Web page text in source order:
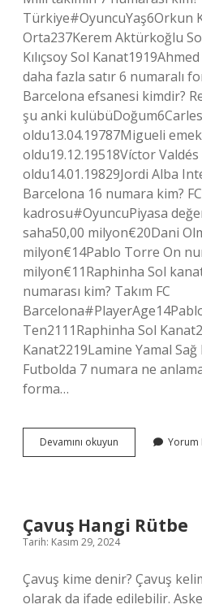
Türkiye#OyuncuYaş6Orkun
Orta237Kerem Aktürkoğlu
Kılıçsoy Sol
daha fazla satır 6 numaralı
Barcelona efsanesi kimdir?
şu anki
oldu13.04.19787Migueli
oldu19.12.19518Víctor
oldu14.01.19829Jordi Alba
Barcelona 16 numara kim?
kadrosu#OyuncuPiyasa
saha50,00 milyon€20Dani
milyon€14Pablo Torre On
milyon€11Raphinha Sol
numarası kim? Takım FC
Ten2111Raphinha Sol
Kanat2219Lamine Yamal
Futbolda 7 numara ne
forma…
Devamını okuyun Barcelona
7
Yorum
Çavuş Hangi Rütbe
Tarih: Kasım 29, 2024
Çavuş kime denir? Çavuş
olarak da ifade edilebilir.